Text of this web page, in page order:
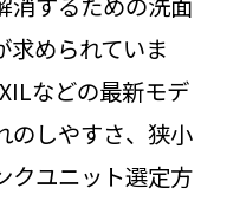
求められていま
などの最新モデ
のしやすさ、狭小
クユニット選定方